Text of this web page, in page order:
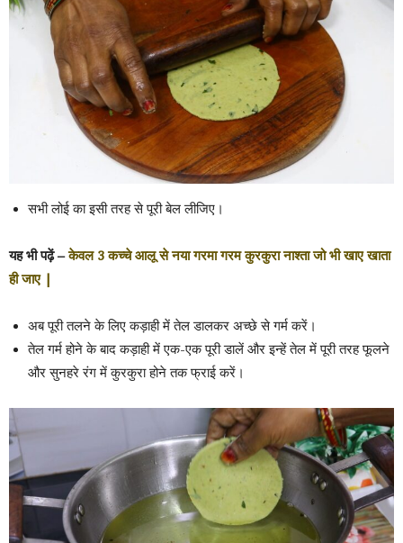
सभी लोई का इसी तरह से पूरी बेल लीजिए।
यह भी पढ़ें – केवल 3 कच्चे आलू से नया गरमा गरम कुरकुरा नाश्ता जो भी खाए खाता
ही जाए |
अब पूरी तलने के लिए कड़ाही में तेल डालकर अच्छे से गर्म करें।
तेल गर्म होने के बाद कड़ाही में एक-एक पूरी डालें और इन्हें तेल में पूरी तरह फूलने
और सुनहरे रंग में कुरकुरा होने तक फ्राई करें।